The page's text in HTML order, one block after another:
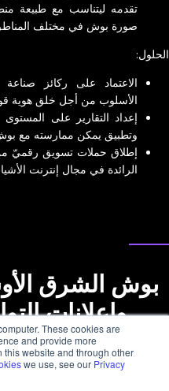
These cookies are
and provide more
website and through other
we use, see our Privacy
تقدمه ليتناسب مع طبيعة
صورة بوش في مختلف
الحلول:
الاعتماد على ركائز صناعة
الأسلوب من أجل خلق هوية
إعداد التقارير على
وتطبيق يمكن ممارسته مع
إطلاق حملات تسويق رقميّ
الرائدة في مجال إنترنت
بوش الشرق
وإعلانات